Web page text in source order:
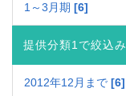
1～3月期 6
提供分類1で絞込み
2012年12月まで 6